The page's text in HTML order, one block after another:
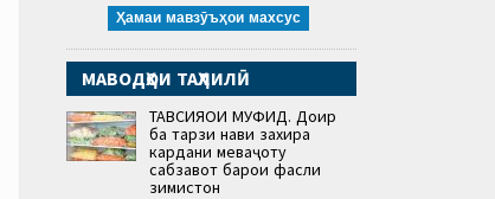
Ҳамаи мавзӯъҳои махсус
МАВОДҲОИ ТАҲЛИЛӢ
ТАВСИЯҲОИ МУФИД. Доир
ба тарзи нави захира
кардани меваҷоту
сабзавот барои фасли
зимистон